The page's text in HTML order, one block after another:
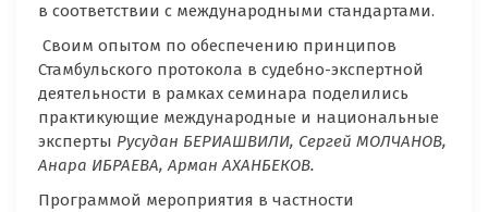
в соответствии с международными стандартами.
Своим опытом по обеспечению принципов
Стамбульского протокола в судебно-экспертной
деятельности в рамках семинара поделились
практикующие международные и национальные
эксперты Русудан БЕРИАШВИЛИ, Сергей МОЛЧАНОВ,
Анара ИБРАЕВА, Арман АХАНБЕКОВ.
Программой мероприятия в частности